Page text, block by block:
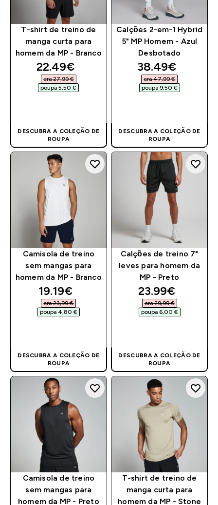
T-shirt de treino de
manga curta para
homem da MP - Branco
discounted price
22.49€‎
era 27,99 €‎
poupa 5,50 €‎
DESCUBRA A COLEÇÃO DE
ROUPA
Calções 2-em-1 Hybrid
5" MP Homem - Azul
Desbotado
discounted
38.49€‎
era 47,99 €‎
poupa 9,50 €‎
DESCUBRA A COLEÇÃO DE
ROUPA
Camisola de treino
sem mangas para
homem da MP - Branco
discounted price
19.19€‎
era 23,99 €‎
poupa 4,80 €‎
DESCUBRA A COLEÇÃO DE
ROUPA
Calções de treino 7"
leves para homem da
MP - Preto
discounted
23.99€‎
era 29,99 €‎
poupa 6,00 €‎
DESCUBRA A COLEÇÃO DE
ROUPA
Camisola de treino
sem mangas para
homem da MP - Preto
T-shirt de treino de
manga curta para
homem da MP - Stone